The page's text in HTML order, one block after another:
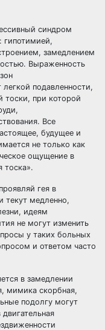
синдром
гипотимией,
замедлением
Выраженность
подавленности,
тоски, при которой
Все
будущее и
не только как
ощущение в
тоска».
гея в
медленно,
идеям
не могут изменить
у таких больных
и ответом часто
в замедлении
мимика скорбная,
подолгу могут